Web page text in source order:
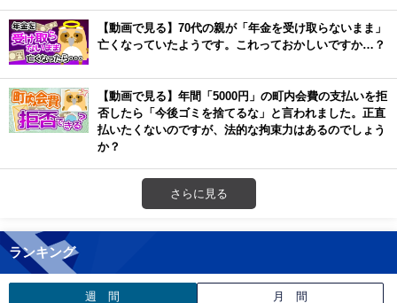
【動画で見る】70代の親が「年金を受け取らないまま」
亡くなっていたようです。これっておかしいですか…？
【動画で見る】年間「5000円」の町内会費の支払いを拒
否したら「今後ゴミを捨てるな」と言われました。正直
払いたくないのですが、法的な拘束力はあるのでしょう
か？
さらに見る
ランキング
週 間 月 間